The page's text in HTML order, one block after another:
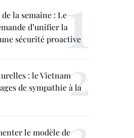
la semaine : Le
d’unifier la
sécurité proactive
: le Vietnam
de sympathie à la
le modèle de